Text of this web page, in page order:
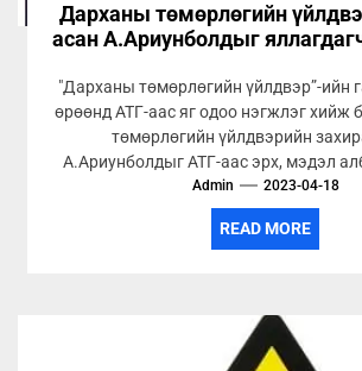
Дарханы төмөрлөгийн
асан А.Ариунболдыг
"Дарханы төмөрлөгийн үйлдвэр”-ийн
өрөөнд АТГ-аас яг одоо нэгжлэг хийж
төмөрлөгийн үйлдвэрийн
А.Ариунболдыг АТГ-аас эрх, мэдэл
ашиглан бусдад...
Admin 2023-04-18
READ MORE